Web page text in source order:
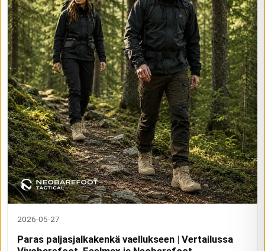
2026-05-27
Paras paljasjalkakenkä vaellukseen | Vertailussa